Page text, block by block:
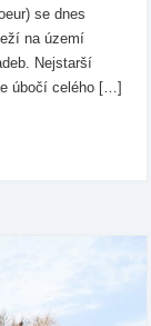
se dnes
na území
Nejstarší
úbočí celého […]